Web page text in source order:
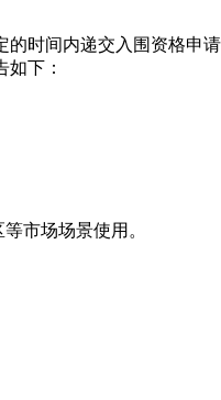
时间内递交入围资格申
下：
市场场景使用。